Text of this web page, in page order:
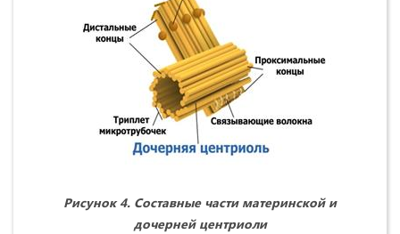
Рисунок 4. Составные части материнской и
дочерней центриоли